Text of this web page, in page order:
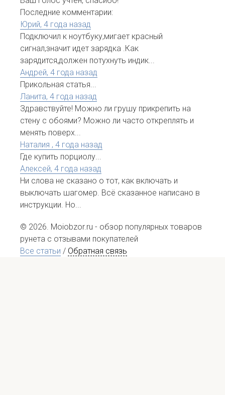
Последние комментарии:
Юрий, 4 года назад
Подключил к ноутбуку,мигает красный
сигнал,значит идет зарядка .Как
зарядится,должен потухнуть индик...
Андрей, 4 года назад
Прикольная статья...
Ланита, 4 года назад
Здравствуйте! Можно ли грушу прикрепить на
стену с обоями? Можно ли часто откреплять и
менять поверх...
Наталия , 4 года назад
Где купить порциолу...
Алексей, 4 года назад
Ни слова не сказано о тот, как включать и
выключать шагомер. Всё сказанное написано в
инструкции. Но...
© 2026. Moiobzor.ru - обзор популярных товаров
рунета с отзывами покупателей
Все статьи / Обратная связь